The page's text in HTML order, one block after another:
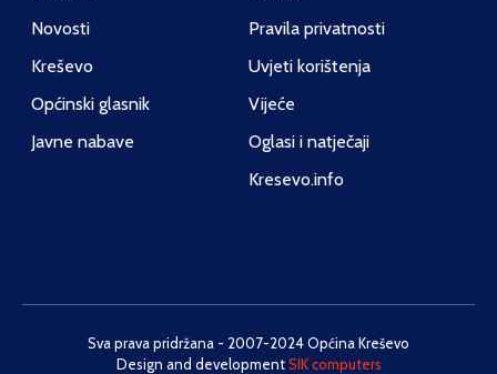
Novosti
Kreševo
Općinski glasnik
Javne nabave
Pravila privatnosti
Uvjeti korištenja
Vijeće
Oglasi i natječaji
Kresevo.info
Sva prava pridržana - 2007-2024 Općina Kreševo
Design and developmentSIK computers